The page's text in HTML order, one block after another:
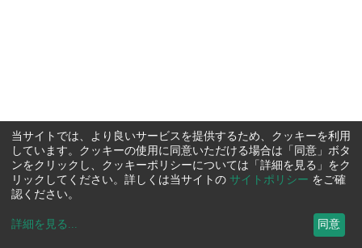
当サイトでは、より良いサービスを提供するため、クッキーを利用
しています。クッキーの使用に同意いただける場合は「同意」ボタ
ンをクリックし、クッキーポリシーについては「詳細を見る」をク
リックしてください。詳しくは当サイトの サイトポリシー をご確
認ください。
詳細を見る ... 同意